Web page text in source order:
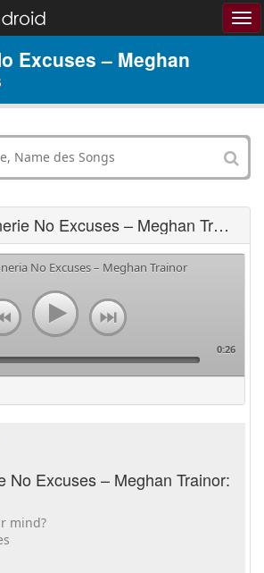
Excuses – Meghan
No Excuses – Meghan Trainor
No Excuses – Meghan Trainor
0:26
No Excuses – Meghan Trainor:
mind?